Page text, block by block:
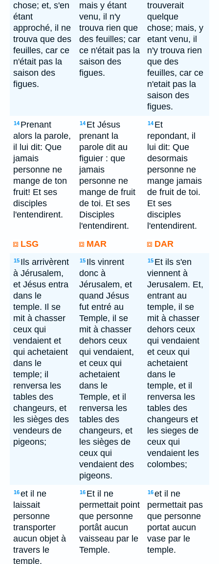
chose; et, s'en
étant
approché, il ne
trouva que des
feuilles, car ce
n'était pas la
saison des
figues.
mais y étant
venu, il n'y
trouva rien que
des feuilles; car
ce n'était pas la
saison des
figues.
trouverait
quelque
chose; mais, y
etant venu, il
n'y trouva rien
que des
feuilles, car ce
n'etait pas la
saison des
figues.
14 Prenant
alors la parole,
il lui dit: Que
jamais
personne ne
mange de ton
fruit! Et ses
disciples
l'entendirent.
14 Et Jésus
prenant la
parole dit au
figuier : que
jamais
personne ne
mange de fruit
de toi. Et ses
Disciples
l'entendirent.
14 Et
repondant, il
lui dit: Que
desormais
personne ne
mange jamais
de fruit de toi.
Et ses
disciples
l'entendirent.
LSG
MAR DAR
15 Ils arrivèrent
à Jérusalem,
et Jésus entra
dans le
temple. Il se
mit à chasser
ceux qui
vendaient et
qui achetaient
dans le
temple; il
renversa les
tables des
changeurs, et
les sièges des
vendeurs de
pigeons;
15 Ils vinrent
donc à
Jérusalem, et
quand Jésus
fut entré au
Temple, il se
mit à chasser
dehors ceux
qui vendaient,
et ceux qui
achetaient
dans le
Temple, et il
renversa les
tables des
changeurs, et
les sièges de
ceux qui
vendaient des
pigeons.
15 Et ils s'en
viennent à
Jerusalem. Et,
entrant au
temple, il se
mit à chasser
dehors ceux
qui vendaient
et ceux qui
achetaient
dans le
temple, et il
renversa les
tables des
changeurs et
les sieges de
ceux qui
vendaient les
colombes;
16et il ne
laissait
personne
transporter
aucun objet à
travers le
temple.
16 Et il ne
permettait point
que personne
portât aucun
vaisseau par le
Temple.
16et il ne
permettait pas
que personne
portat aucun
vase par le
temple.